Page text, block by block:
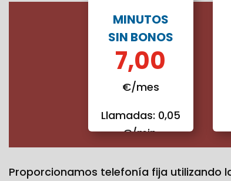
MINUTOS
SIN BONOS
7,00
€/mes
Llamadas: 0,05
€/min.
Proporcionamos telefonía fija utilizando